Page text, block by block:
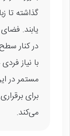
گذاشته تا
یابند.
در کنار
با نیاز
مستمر در
برای
می‌کند.